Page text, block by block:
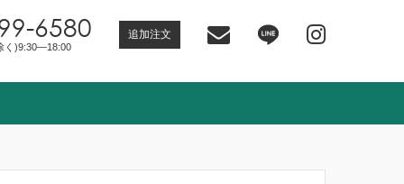
6580
く)9:30―18:00
追加注文